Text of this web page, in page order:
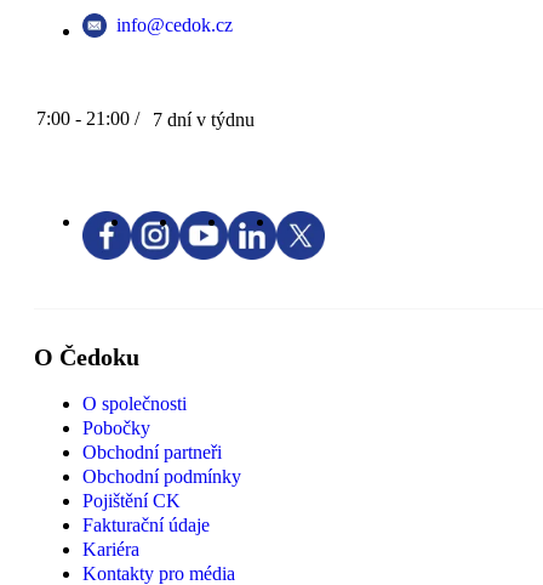
info@cedok.cz
7:00 - 21:00 / 7 dní v týdnu
O Čedoku
O společnosti
Pobočky
Obchodní partneři
Obchodní podmínky
Pojištění CK
Fakturační údaje
Kariéra
Kontakty pro média